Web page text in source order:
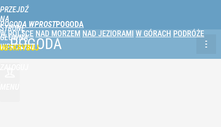
PRZEJDŹ
NA
STRONĘ
GŁÓWNĄ
WPROST.PL
POGODA WPROST
W POLSCE NAD MORZEM NAD JEZIORAMI W GÓRACH PODRÓŻE
POGODA